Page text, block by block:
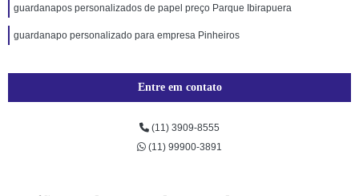
guardanapos personalizados de papel preço Parque Ibirapuera
guardanapo personalizado para empresa Pinheiros
Entre em contato
(11) 3909-8555
(11) 99900-3891